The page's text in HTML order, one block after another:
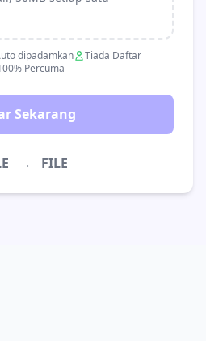
dipadamkan
Tiada Daftar
Percuma
Sekarang
→ FILE